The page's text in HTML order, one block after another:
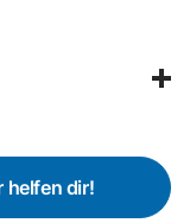
helfen dir!